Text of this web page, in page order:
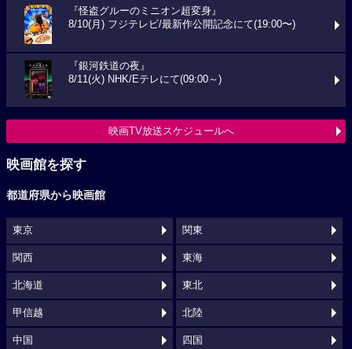
『怪盗グルーのミニオン超変身』
8/10(月) フジテレビ/最新作公開記念にて(19:00〜)
『銀河鉄道の夜』
8/11(火) NHK/Eテレにて(09:00～)
映画TV放送スケジュールへ
映画館を探す
都道府県から映画館
東京 関東
関西 東海
北海道 東北
甲信越 北陸
中国 四国